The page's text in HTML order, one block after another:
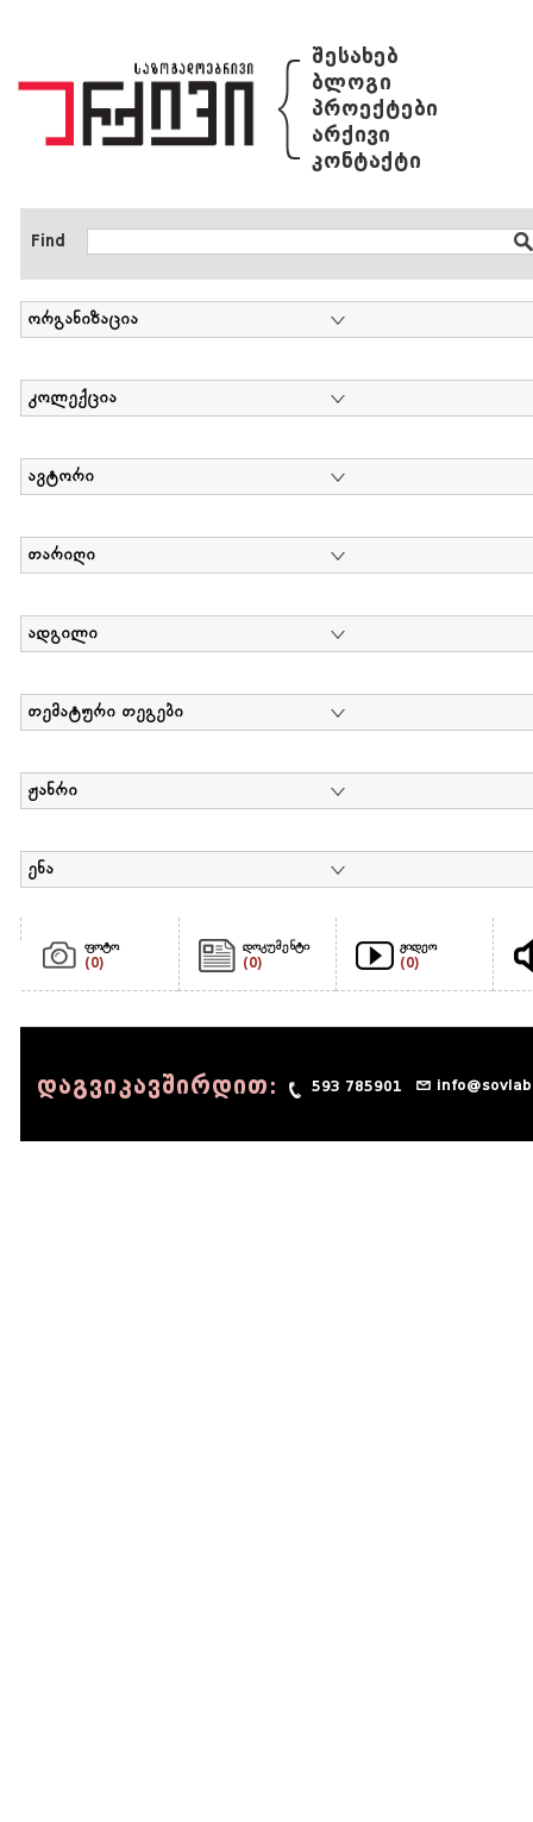
{ შესახებ
ბლოგი
პროექტები
არქივი
კონტაქტი
Find
ორგანიზაცია
კოლექცია
ავტორი
თარიღი
ადგილი
თემატური თეგები
ჟანრი
ენა
ფოტო
(0)
დოკუმენტი
(0)
ვიდეო
(0)
დაგვიკავშირდით: 593 785901